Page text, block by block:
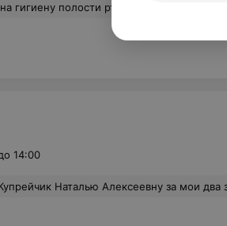
Делала гигиену полости рта и офисное отбеливание. Всё супер! Даже не ожидала такого отличного результата! Спасибо огромное!
14:00
на вечер, или цены были космос. Только в этой клинике вошли в положение и приняли в течение 10 мин. Панически боюсь стоматологов, прям фобия какая то. Но Наталья Алексеевна так расположила к себе, сделала все без боли и очень аккуратно, что сразу появилось желание вылечить все зубки здесь. Ну и по цене, очень демократично. Поэтому всем